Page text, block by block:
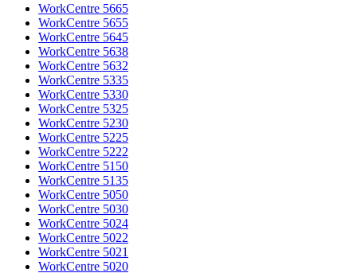
WorkCentre 5665
WorkCentre 5655
WorkCentre 5645
WorkCentre 5638
WorkCentre 5632
WorkCentre 5335
WorkCentre 5330
WorkCentre 5325
WorkCentre 5230
WorkCentre 5225
WorkCentre 5222
WorkCentre 5150
WorkCentre 5135
WorkCentre 5050
WorkCentre 5030
WorkCentre 5024
WorkCentre 5022
WorkCentre 5021
WorkCentre 5020